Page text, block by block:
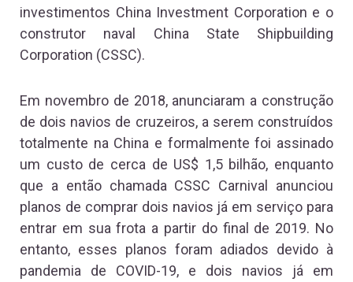
investimentos China Investment Corporation e o
construtor naval China State Shipbuilding
Corporation (CSSC).
Em novembro de 2018, anunciaram a construção
de dois navios de cruzeiros, a serem construídos
totalmente na China e formalmente foi assinado
um custo de cerca de US$ 1,5 bilhão, enquanto
que a então chamada CSSC Carnival anunciou
planos de comprar dois navios já em serviço para
entrar em sua frota a partir do final de 2019. No
entanto, esses planos foram adiados devido à
pandemia de COVID-19, e dois navios já em